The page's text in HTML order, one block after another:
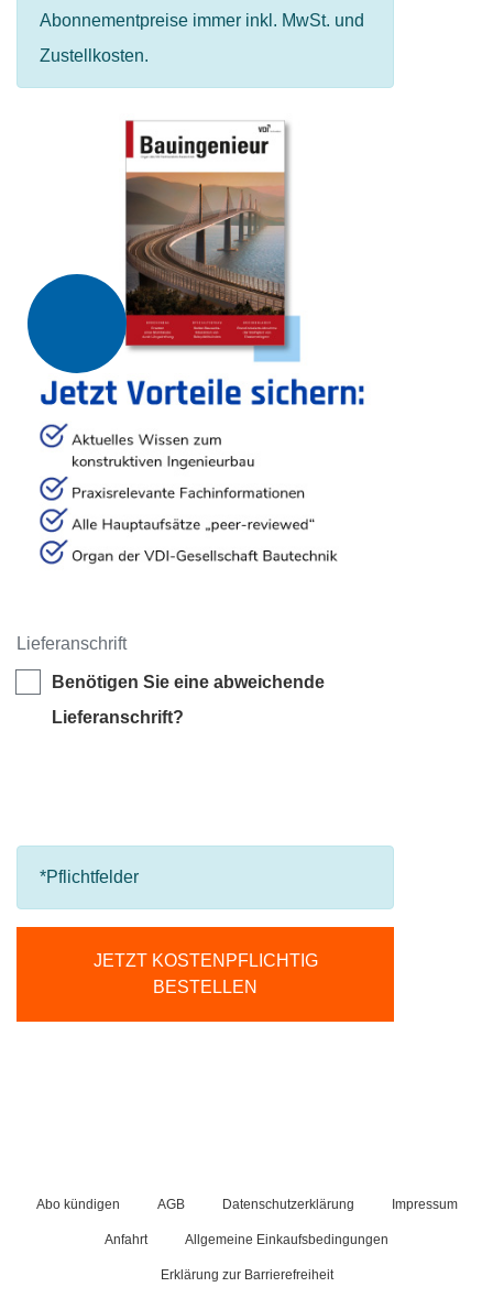
Abonnementpreise immer inkl. MwSt. und
Zustellkosten.
Lieferanschrift
Benötigen Sie eine abweichende
Lieferanschrift?
*Pflichtfelder
JETZT KOSTENPFLICHTIG
BESTELLEN
Abo kündigen AGB Datenschutzerklärung Impressum
Anfahrt Allgemeine Einkaufsbedingungen
Erklärung zur Barrierefreiheit